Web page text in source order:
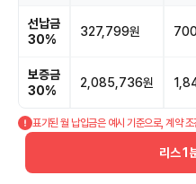
선납금
30%
327,799원
보증금
30%
2,085,736원
표기된 월 납입금은 예시 기준으로, 계약
리스 1